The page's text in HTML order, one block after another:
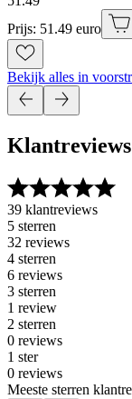
Prijs: 51.49 euro
Bekijk alles in
Klantreviews
39 klantreviews
5 sterren
32 reviews
4 sterren
6 reviews
3 sterren
1 review
2 sterren
0 reviews
1 ster
0 reviews
Meeste sterren